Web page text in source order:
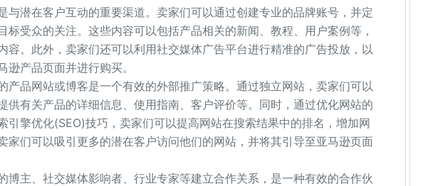
与潜在客户互动的重要渠道。卖家们可以通过创建专业的品牌账号，并定
标受众的关注。这些内容可以包括产品相关的新闻、教程、用户案例等，
容。此外，卖家们还可以利用社交媒体广告平台进行精准的广告投放，以
产品页面并进行购买。
产品网站或博客是一个有效的外部推广策略。通过独立网站，卖家们可以
供有关产品的详细信息、使用指南、客户评价等。同时，通过优化网站的
引擎优化(SEO)技巧，卖家们可以提高网站在搜索结果中的排名，增加网
家们可以吸引更多的潜在客户访问他们的网站，并将其引导至亚马逊页面
博主、社交媒体影响者、行业专家等建立合作关系，是一种有效的合作伙